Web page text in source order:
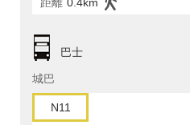
距離 0.4km
巴士
城巴
N11